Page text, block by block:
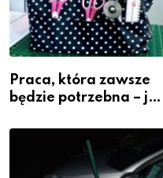
Praca, która zawsze
będzie potrzebna – jak
zawodem przyszłości i
gdzie się go nauczyć?